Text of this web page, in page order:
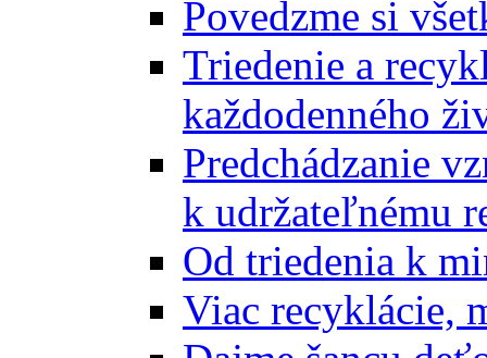
Povedzme si
Triedenie a
každodenného
Predchádzanie
k udržateľnému
Od triedenia k
Viac recyklácie,